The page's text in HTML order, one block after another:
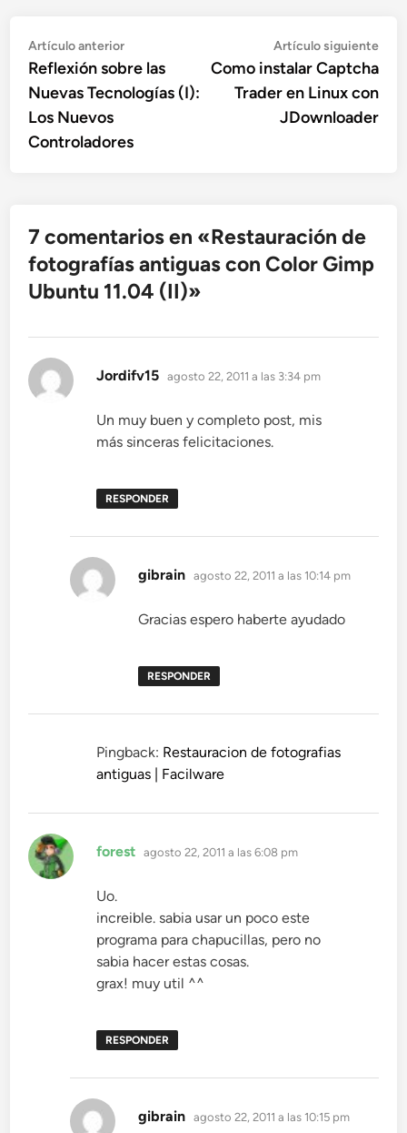
Navegación
de
entradas
Artículo anteriorArtículo
anterior:
Reflexión sobre las
Nuevas Tecnologías (I):
Los Nuevos
Controladores
Artículo siguiente
Como instalar Captcha
Trader en Linux con
JDownloader
7 comentarios en «Restauración de
fotografías antiguas con Color Gimp
Ubuntu 11.04 (II)»
Jordifv15 dice:
agosto 22, 2011 a las 3:34 pm
Un muy buen y completo post, mis
más sinceras felicitaciones.
RESPONDER
gibrain dice:
agosto 22, 2011 a las 10:14 pm
Gracias espero haberte ayudado
RESPONDER
Pingback: Restauracion de fotografias
antiguas | Facilware
forest dice:
agosto 22, 2011 a las 6:08 pm
Uo.
increible. sabia usar un poco este
programa para chapucillas, pero no
sabia hacer estas cosas.
grax! muy util ^^
RESPONDER
gibrain dice:
agosto 22, 2011 a las 10:15 pm